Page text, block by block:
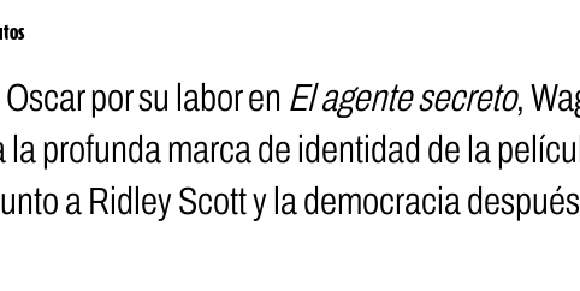
por su labor en El agente secreto,
la profunda marca de identidad de la
a Ridley Scott y la democracia